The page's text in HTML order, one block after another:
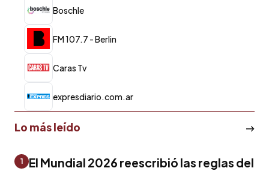
Boschle
FM 107.7 - Berlin
Caras Tv
expresdiario.com.ar
Lo más leído
1
El Mundial 2026 reescribió las reglas del